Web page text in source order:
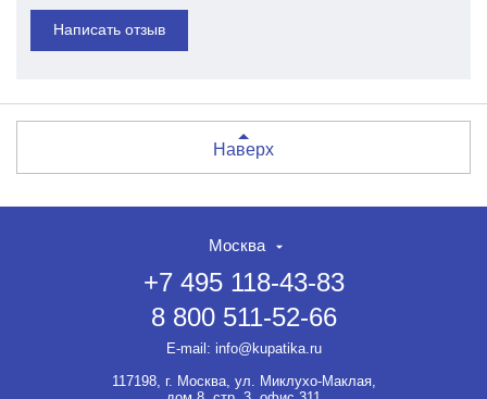
НЕТ СКИДКИ НА ТОВАР?!
ОФОРМЛЯЙТЕ ЗАКАЗ И
ВЫ ПОЛУЧИТЕ ЕЁ ДО 20%
Если товар не участвует ни в
Написать отзыв
Наверх
Москва
+7 495 118-43-83
8 800 511-52-66
E-mail: info@kupatika.ru
117198, г. Москва, ул. Миклухо-Маклая,